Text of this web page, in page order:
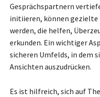
Gesprächspartnern
initiieren, können gezielte
werden, die helfen,
erkunden. Ein wichtiger
sicheren Umfelds, in dem
Ansichten auszudrücken.
Es ist hilfreich, sich auf